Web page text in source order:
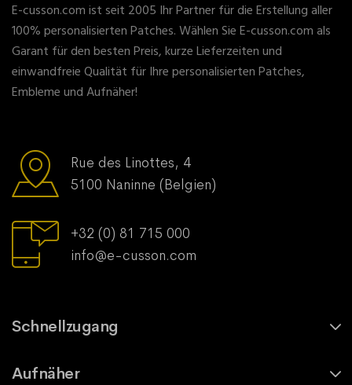
E-cusson.com ist seit 2005 Ihr Partner für die Erstellung aller
100% personalisierten Patches. Wählen Sie E-cusson.com als
Garant für den besten Preis, kurze Lieferzeiten und
einwandfreie Qualität für Ihre personalisierten Patches,
Embleme und Aufnäher!
Rue des Linottes, 4
5100 Naninne (Belgien)
+32 (0) 81 715 000
info@e-cusson.com
Schnellzugang
Aufnäher